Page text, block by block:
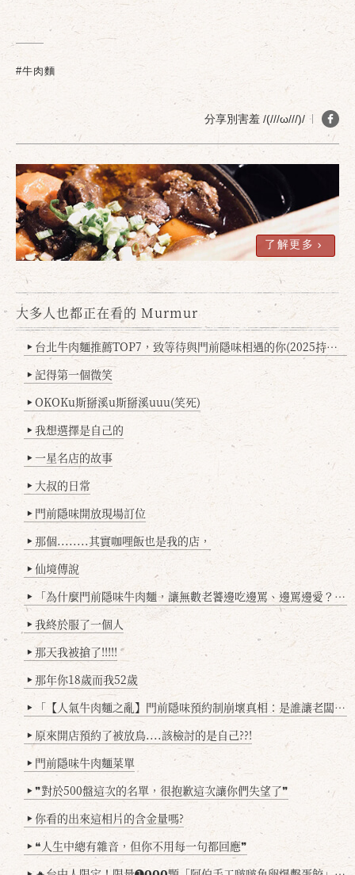
#牛肉麵
分享別害羞 /(///ω///)/
了解更多
大多人也都正在看的 Murmur
▶ 台北牛肉麵推薦TOP7，致等待與門前隱味相遇的你(2025持續更新
▶ 記得第一個微笑
▶ OKOKu斯掰溪u斯掰溪uuu(笑死)
▶ 我想選擇是自己的
▶ 一星名店的故事
▶ 大叔的日常
▶ 門前隱味開放現場訂位
▶ 那個........其實咖哩飯也是我的店，
▶ 仙境傳說
▶ 「為什麼門前隱味牛肉麵，讓無數老饕邊吃邊罵、邊罵邊愛？小辣雞揭密！」
▶ 我終於服了一個人
▶ 那天我被搶了!!!!!
▶ 那年你18歲而我52歲
▶ 「【人氣牛肉麵之亂】門前隱味預約制崩壞真相：是誰讓老闆心灰意冷？」
▶ 原來開店預約了被放鳥....該檢討的是自己??!
▶ 門前隱味牛肉麵菜單
▶ ❞對於500盤這次的名單，很抱歉這次讓你們失望了❞
▶ 你看的出來這相片的含金量嗎?
▶ ❝人生中總有雜音，但你不用每一句都回應❞